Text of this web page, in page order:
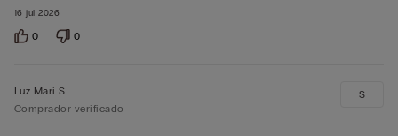
16 jul 2026
0 0
Luz Mari S
Comprador verificado
S